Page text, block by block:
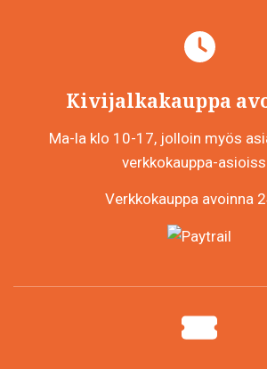
Kivijalkakauppa
Ma-la klo 10-17, jolloin myös
verkkokauppa-
Verkkokauppa avoinna